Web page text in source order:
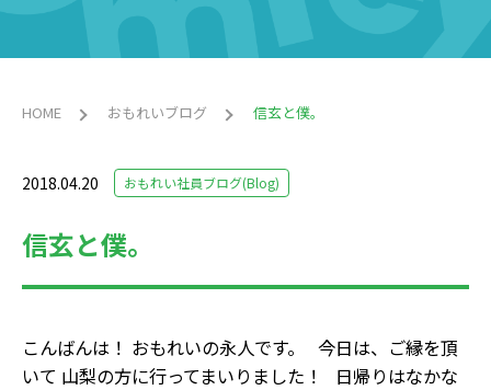
HOME おもれいブログ 信玄と僕。
2018.04.20 おもれい社員ブログ(Blog)
信玄と僕。
こんばんは！ おもれいの永人です。 今日は、ご縁を頂
いて 山梨の方に行ってまいりました！ 日帰りはなかな